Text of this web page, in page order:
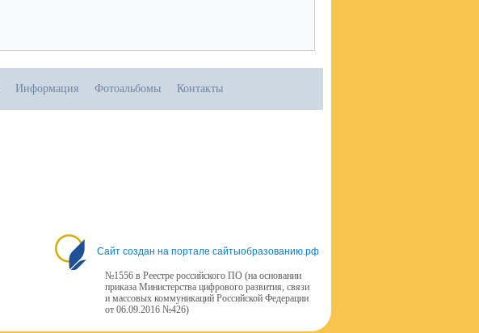
Информация Фотоальбомы Контакты
Сайт создан на портале сайтыобразованию.рф
№1556 в Реестре российского ПО (на основании
приказа Министерства цифрового развития, связи
и массовых коммуникаций Российской Федерации
от 06.09.2016 №426)